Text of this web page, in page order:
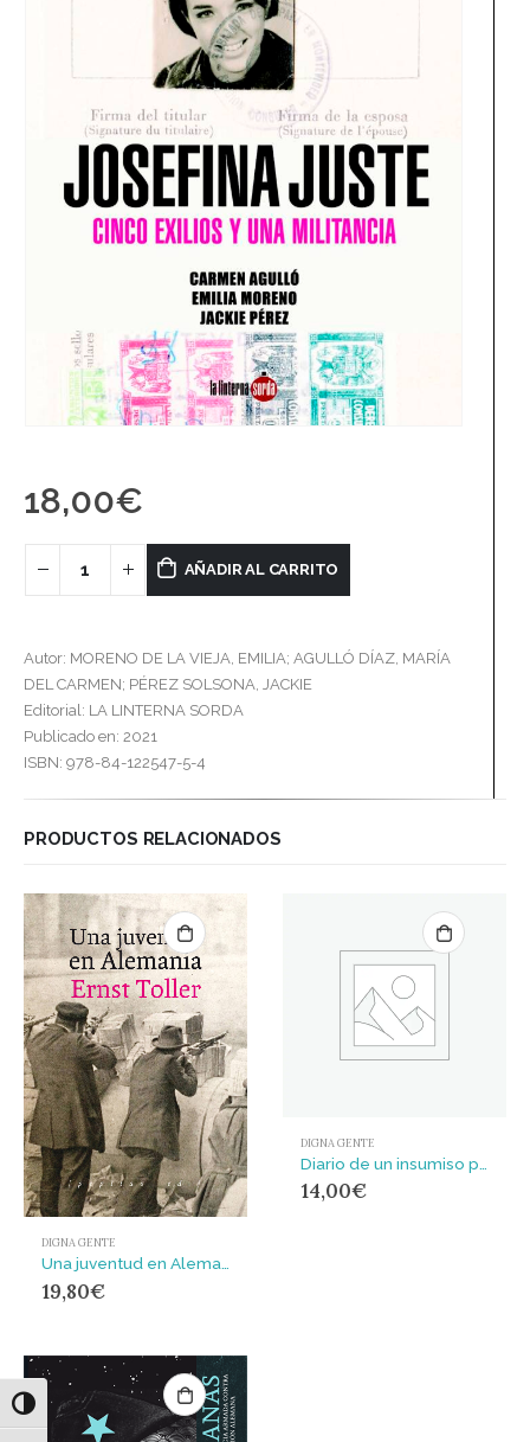
Alternar alto contraste
18,00€
AÑADIR AL CARRITO
Autor: MORENO DE LA VIEJA, EMILIA; AGULLÓ DÍAZ, MARÍA
DEL CARMEN; PÉREZ SOLSONA, JACKIE
Editorial: LA LINTERNA SORDA
Publicado en: 2021
ISBN: 978-84-122547-5-4
PRODUCTOS RELACIONADOS
DIGNA GENTE
Una juventud en Alemania
19,80€
DIGNA GENTE
14,00€